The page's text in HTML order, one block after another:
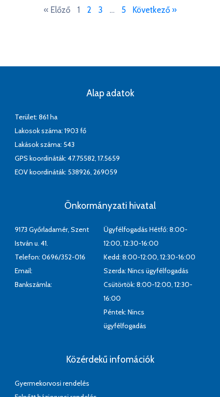
« Előző 1 2 3 … 5 Következő »
Alap adatok
Terület: 861 ha
Lakosok száma: 1903 fő
Lakások száma: 543
GPS koordináták: 47.75582, 17.5659
EOV koordináták: 538926, 269059
Önkormányzati hivatal
9173 Győrladamér, Szent
István u. 41.
Telefon: 0696/352-016
Email:
Bankszámla:
Ügyfélfogadás Hétfő: 8:00-
12:00, 12:30-16:00
Kedd: 8:00-12:00, 12:30-16:00
Szerda: Nincs ügyfélfogadás
Csütörtök: 8:00-12:00, 12:30-
16:00
Péntek: Nincs
ügyfélfogadás
Közérdekű infomációk
Gyermekorvosi rendelés